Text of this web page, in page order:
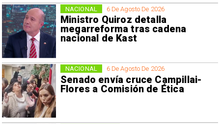
6 De Agosto De 2026
Ministro Quiroz detalla
megarreforma tras cadena
nacional de Kast
NACIONAL
6 De Agosto De 2026
Senado envía cruce Campillai-
Flores a Comisión de Ética
NACIONAL